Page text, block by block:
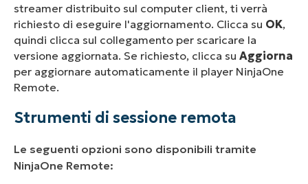
streamer distribuito sul computer client, ti verrà
richiesto di eseguire l'aggiornamento. Clicca su OK,
quindi clicca sul collegamento per scaricare la
versione aggiornata. Se richiesto, clicca su Aggiorna
per aggiornare automaticamente il player NinjaOne
Remote.
Strumenti di sessione remota
Le seguenti opzioni sono disponibili tramite
NinjaOne Remote: